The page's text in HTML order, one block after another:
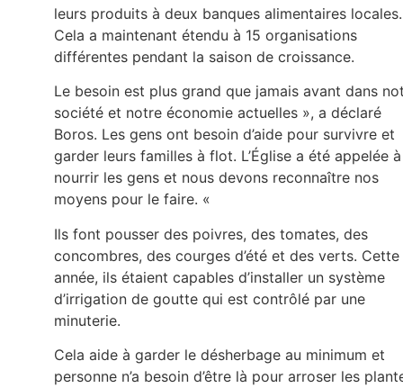
leurs produits à deux banques alimentaires locales.
Cela a maintenant étendu à 15 organisations
différentes pendant la saison de croissance.
Le besoin est plus grand que jamais avant dans
société et notre économie actuelles », a déclaré
Boros. Les gens ont besoin d’aide pour survivre et
garder leurs familles à flot. L’Église a été appelée à
nourrir les gens et nous devons reconnaître nos
moyens pour le faire. «
Ils font pousser des poivres, des tomates, des
concombres, des courges d’été et des verts. Cette
année, ils étaient capables d’installer un système
d’irrigation de goutte qui est contrôlé par une
minuterie.
Cela aide à garder le désherbage au minimum et
personne n’a besoin d’être là pour arroser les